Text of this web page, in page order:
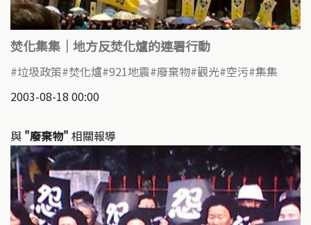
焚化集集｜地方反焚化爐的連署行動
垃圾政策 焚化爐 921地震 廢棄物 觀光 空污 集集
2003-08-18 00:00
與 "廢棄物" 相關報導